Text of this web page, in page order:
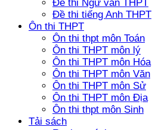
Đề thi Ngữ văn THPT
Đề thi tiếng Anh THPT
Ôn thi THPT
Ôn thi thpt môn Toán
Ôn thi THPT môn lý
Ôn thi THPT môn Hóa
Ôn thi THPT môn Văn
Ôn thi THPT môn Sử
Ôn thi THPT môn Địa
Ôn thi thpt môn Sinh
Tải sách